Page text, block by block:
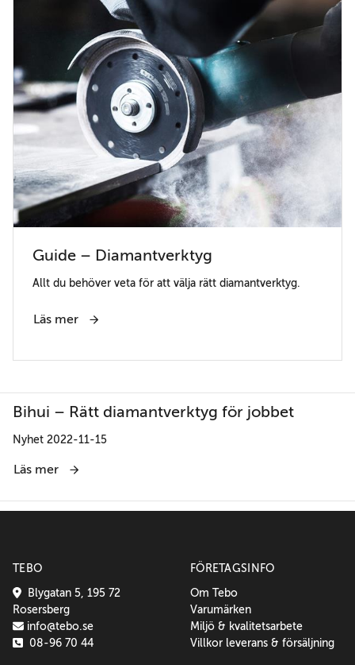
Guide – Diamantverktyg
Allt du behöver veta för att välja rätt diamantverktyg.
Läs mer
Bihui – Rätt diamantverktyg för jobbet
Nyhet 2022-11-15
Läs mer
TEBO
Blygatan 5, 195 72
Rosersberg
info@tebo.se
08-96 70 44
FÖRETAGSINFO
Om Tebo
Varumärken
Miljö & kvalitetsarbete
Villkor leverans & försäljning